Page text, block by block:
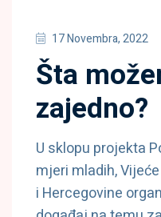
17 Novembra, 2022
Šta
zajedno?
U sklopu projekta
mjeri mladih,
i Hercegovine